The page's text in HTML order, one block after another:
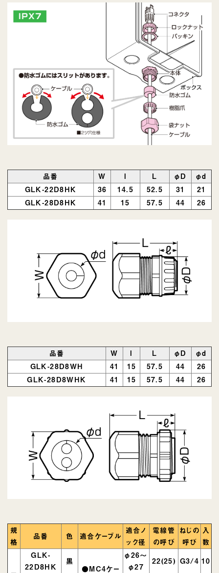
品番 W l L φD
φd
GLK-22D8HK
36 14.5 52.5 31
21
GLK-28D8HK
41 15 57.5 44 26
品番 W l L φD
φd
GLK-28D8WH
41 15 57.5 44
26
GLK-28D8WHK
41 15 57.5 44 26
規
格
品番 色 適合ケーブル
適合ノ
ック径
電線管
の呼び
ねじの
呼び
入
数
GLK-
22D8HK
黒
●MC4ケー
φ26～
φ27
22(25) G3/4 10